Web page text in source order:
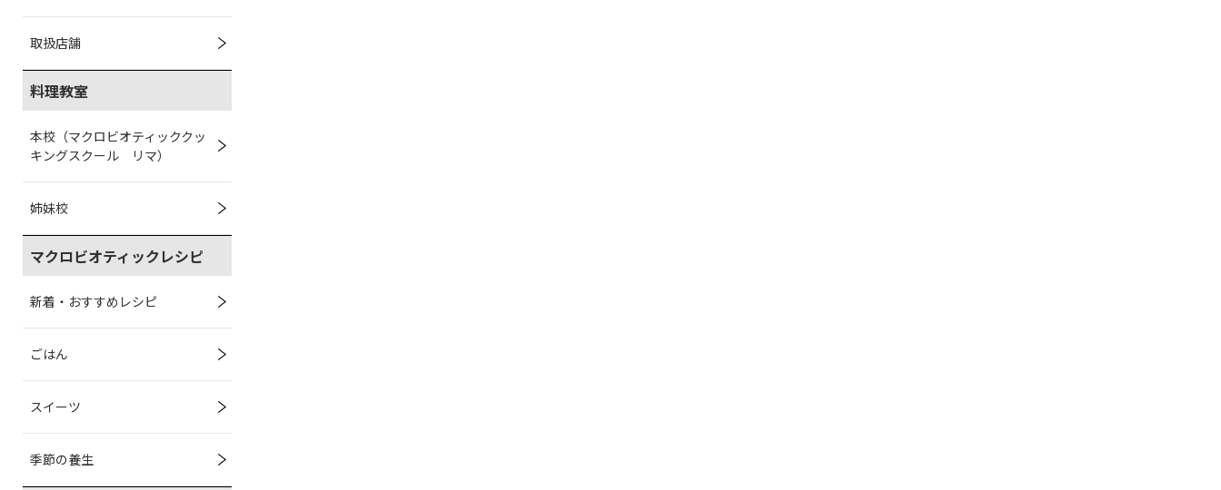
取扱店舗
料理教室
本校（マクロビオティッククッ
キングスクール リマ）
姉妹校
マクロビオティックレシピ
新着・おすすめレシピ
ごはん
スイーツ
季節の養生